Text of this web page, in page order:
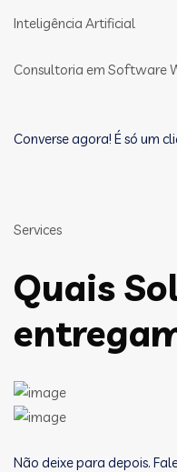
Inteligência Artificial
Consultoria em Software
Converse agora! É só um
Services
Quais
Não deixe para depois.